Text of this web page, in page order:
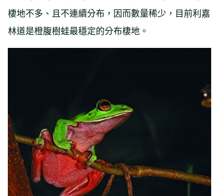
棲地不多、且不連續分布，因而數量稀少，目前利嘉
林道是橙腹樹蛙最穩定的分布棲地。